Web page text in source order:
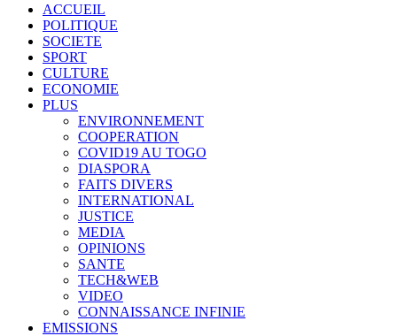
ACCUEIL
POLITIQUE
SOCIETE
SPORT
CULTURE
ECONOMIE
PLUS
ENVIRONNEMENT
COOPERATION
COVID19 AU TOGO
DIASPORA
FAITS DIVERS
INTERNATIONAL
JUSTICE
MEDIA
OPINIONS
SANTE
TECH&WEB
VIDEO
CONNAISSANCE INFINIE
EMISSIONS